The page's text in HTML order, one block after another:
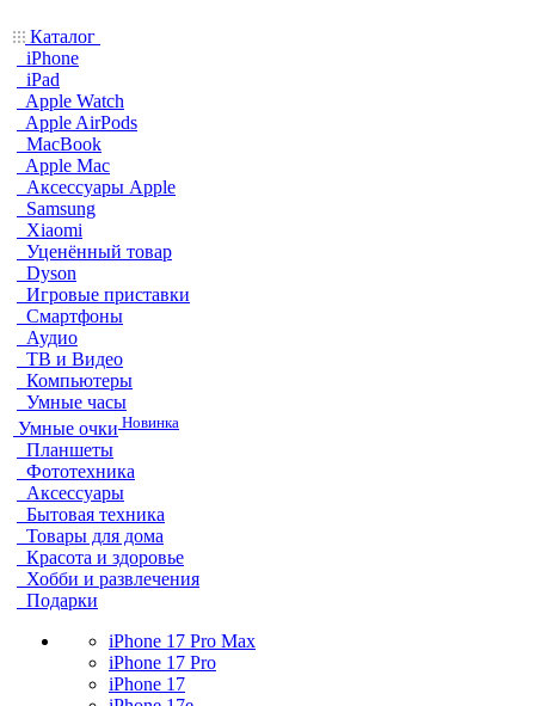
Каталог
iPhone
iPad
Apple Watch
Apple AirPods
MacBook
Apple Mac
Аксессуары Apple
Samsung
Xiaomi
Уценённый товар
Dyson
Игровые приставки
Смартфоны
Аудио
ТВ и Видео
Компьютеры
Умные часы
Умные очки Новинка
Планшеты
Фототехника
Аксессуары
Бытовая техника
Товары для дома
Красота и здоровье
Хобби и развлечения
Подарки
iPhone 17 Pro Max
iPhone 17 Pro
iPhone 17